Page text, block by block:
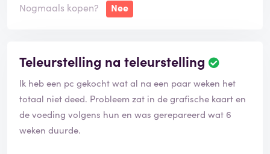
Nogmaals kopen?
Nee
Teleurstelling na teleurstelling
Ik heb een pc gekocht wat al na een paar weken het
totaal niet deed. Probleem zat in de grafische kaart en
de voeding volgens hun en was gerepareerd wat 6
weken duurde.